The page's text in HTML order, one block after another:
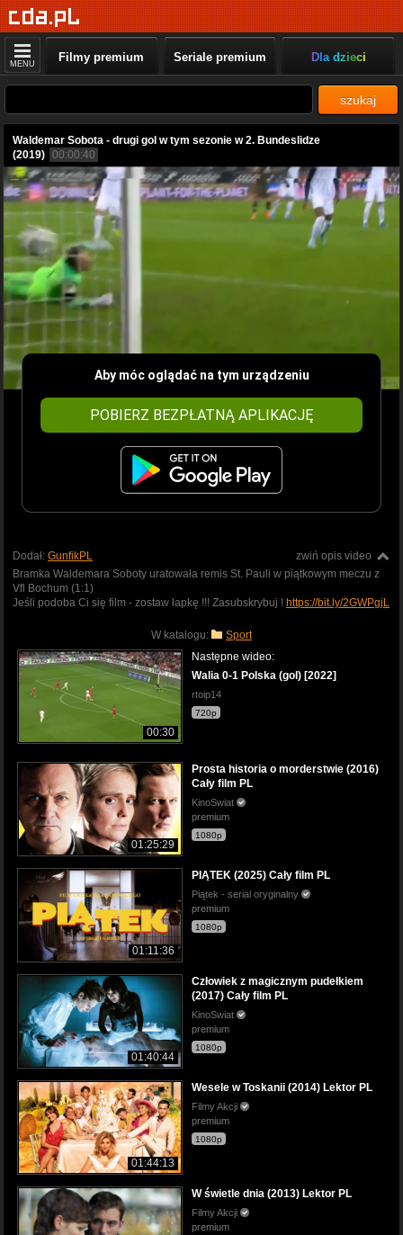
MENU Filmy premium Seriale premium Dla dzieci
szukaj
Waldemar Sobota - drugi gol w tym sezonie w 2. Bundeslidze
(2019) 00:00:40
Aby móc oglądać na tym urządzeniu
POBIERZ BEZPŁATNĄ APLIKACJĘ
zwiń opis video
Dodał: GunfikPL
Bramka Waldemara Soboty uratowała remis St. Pauli w piątkowym meczu z
Vfl Bochum (1:1)
Jeśli podoba Ci się film - zostaw łapkę !!! Zasubskrybuj ! https://bit.ly/2GWPgjL
W katalogu: Sport
00:30
Następne wideo:
Walia 0-1 Polska (gol) [2022]
rtoip14
720p
01:25:29
Prosta historia o morderstwie (2016)
Cały film PL
KinoSwiat
premium
1080p
01:11:36
PIĄTEK (2025) Cały film PL
Piątek - serial oryginalny
premium
1080p
01:40:44
Człowiek z magicznym pudełkiem
(2017) Cały film PL
KinoSwiat
premium
1080p
01:44:13
Wesele w Toskanii (2014) Lektor PL
Filmy Akcji
premium
1080p
W świetle dnia (2013) Lektor PL
Filmy Akcji
premium